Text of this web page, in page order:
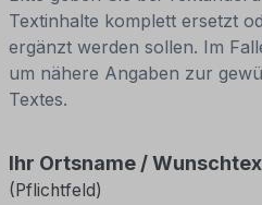
Textinhalte komplett ersetzt
ergänzt werden sollen. Im
um nähere Angaben zur
Textes.
Ihr Ortsname /
(Pflichtfeld)